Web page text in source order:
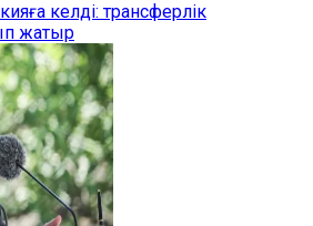
келді: трансферлік
жатыр